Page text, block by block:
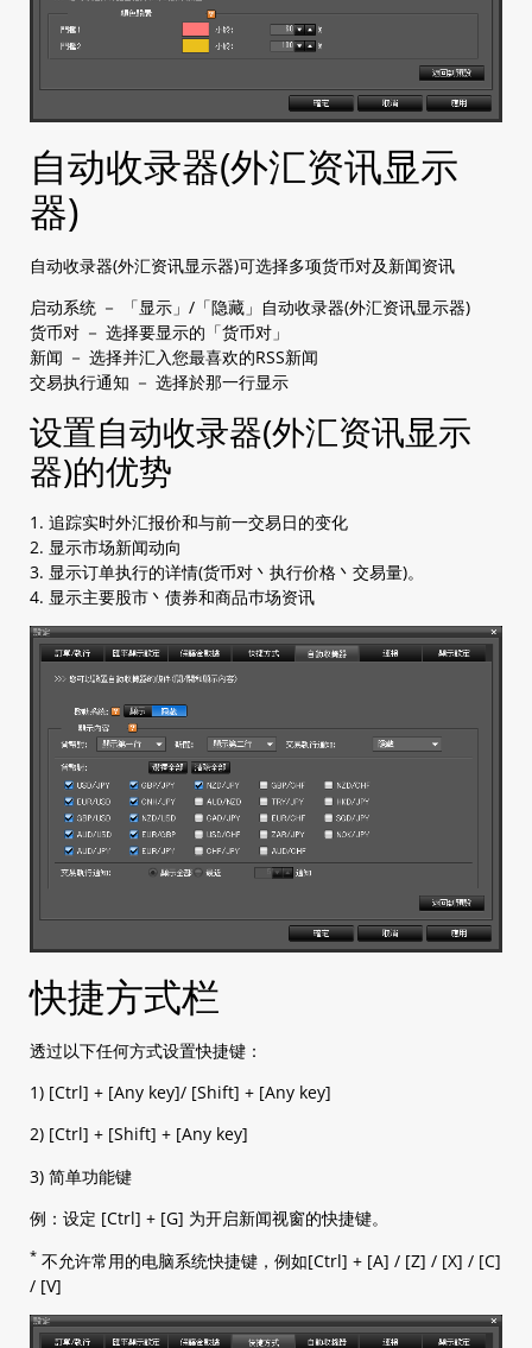
自动收录器(外汇资讯显示
器)
自动收录器(外汇资讯显示器)可选择多项货币对及新闻资讯
启动系统 － 「显示」/「隐藏」自动收录器(外汇资讯显示器)
货币对 － 选择要显示的「货币对」
新闻 － 选择并汇入您最喜欢的RSS新闻
交易执行通知 － 选择於那一行显示
设置自动收录器(外汇资讯显示
器)的优势
1. 追踪实时外汇报价和与前一交易日的变化
2. 显示市场新闻动向
3. 显示订单执行的详情(货币对丶执行价格丶交易量)。
4. 显示主要股市丶债券和商品巿场资讯
快捷方式栏
透过以下任何方式设置快捷键：
1) [Ctrl] + [Any key]/ [Shift] + [Any key]
2) [Ctrl] + [Shift] + [Any key]
3) 简单功能键
例：设定 [Ctrl] + [G] 为开启新闻视窗的快捷键。
* 不允许常用的电脑系统快捷键，例如[Ctrl] + [A] / [Z] / [X] / [C]
/ [V]